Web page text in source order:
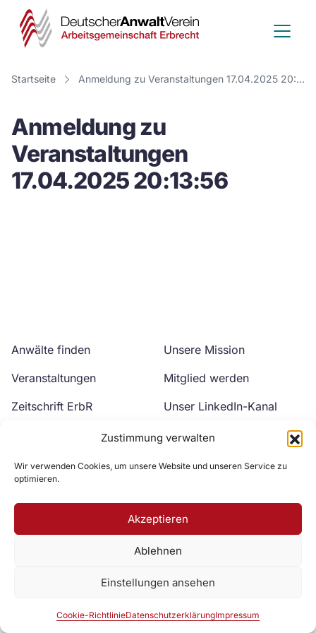
Zustimmung verwalten
Wir verwenden Cookies, um unsere Website und unseren Service zu
optimieren.
Akzeptieren
Ablehnen
Einstellungen ansehen
Cookie-RichtlinieDatenschutzerklärungImpressum
Deutscher
Anwalt
Verein
Startseite Anmeldung zu Veranstaltungen 17.04.2025 20:13:56
Anmeldung zu
Veranstaltungen
17.04.2025 20:13:56
Anwälte finden
Veranstaltungen
Zeitschrift ErbR
Unsere Mission
Mitglied werden
Unser LinkedIn-Kanal
Unser YouTube-Kanal
Zur DAV Webseite